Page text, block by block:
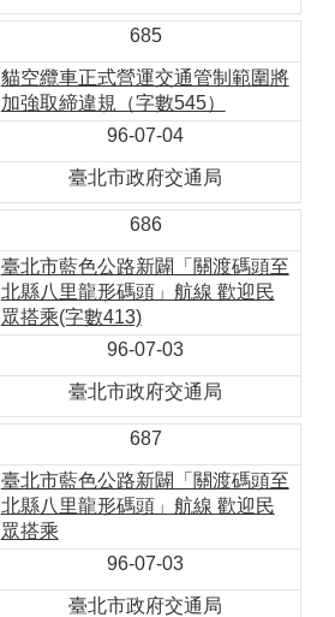
685
貓空纜車正式營運交通管制範圍將
加強取締違規（字數545）
96-07-04
臺北市政府交通局
686
臺北市藍色公路新闢「關渡碼頭至
北縣八里龍形碼頭」航線 歡迎民
眾搭乘(字數413)
96-07-03
臺北市政府交通局
687
臺北市藍色公路新闢「關渡碼頭至
北縣八里龍形碼頭」航線 歡迎民
眾搭乘
96-07-03
臺北市政府交通局